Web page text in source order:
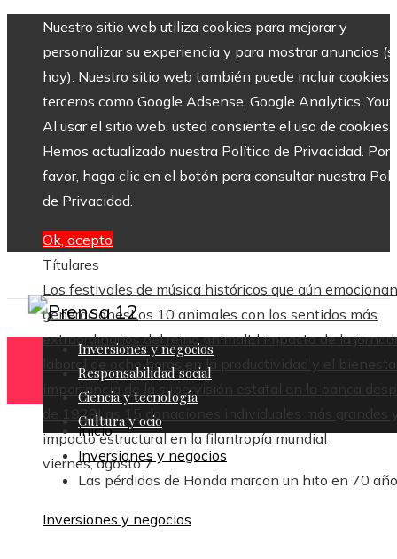
Nuestro sitio web utiliza cookies para mejorar y
personalizar su experiencia y para mostrar anuncios
hay). Nuestro sitio web también puede incluir cookies
terceros como Google Adsense, Google Analytics,
Al usar el sitio web, usted consiente el uso de cookies.
Hemos actualizado nuestra Política de Privacidad. Por
favor, haga clic en el botón para consultar nuestra
de Privacidad.
Ok, acepto
Títulares
Los festivales de música históricos que aún
generacionesLos 10 animales con los sentidos más
extraordinarios del reino animalEl impacto de la
laboral de ocho horas en la productividad y el
importancia de la supervisión estatal en la banca
de 1929Las 15 donaciones individuales más grandes
impacto estructural en la filantropía mundial
viernes, agosto 7
Inversiones y negocios
Responsabilidad social
Ciencia y tecnología
Cultura y ocio
Inicio
Inversiones y negocios
Las pérdidas de Honda marcan un hito en 70
Inversiones y negocios